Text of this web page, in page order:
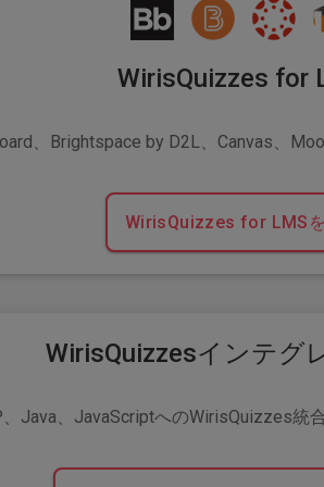
WirisQuizzes for
、Brightspace by D2L、Canvas、
WirisQuizzes for LMS
WirisQuizzesインテグ
、Java、JavaScriptへのWirisQuizzes統